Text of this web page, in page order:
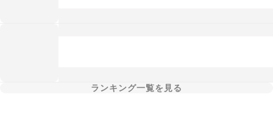
ランキング一覧を見る